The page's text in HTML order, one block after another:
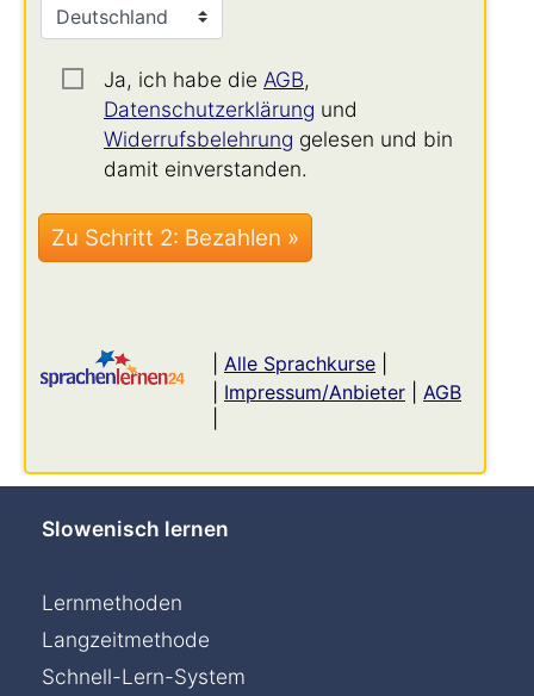
Ja, ich habe die AGB,
Datenschutzerklärung und
Widerrufsbelehrung gelesen und bin
damit einverstanden.
Alle Sprachkurse
Impressum/Anbieter
AGB
Slowenisch lernen
Lernmethoden
Langzeitmethode
Schnell-Lern-System